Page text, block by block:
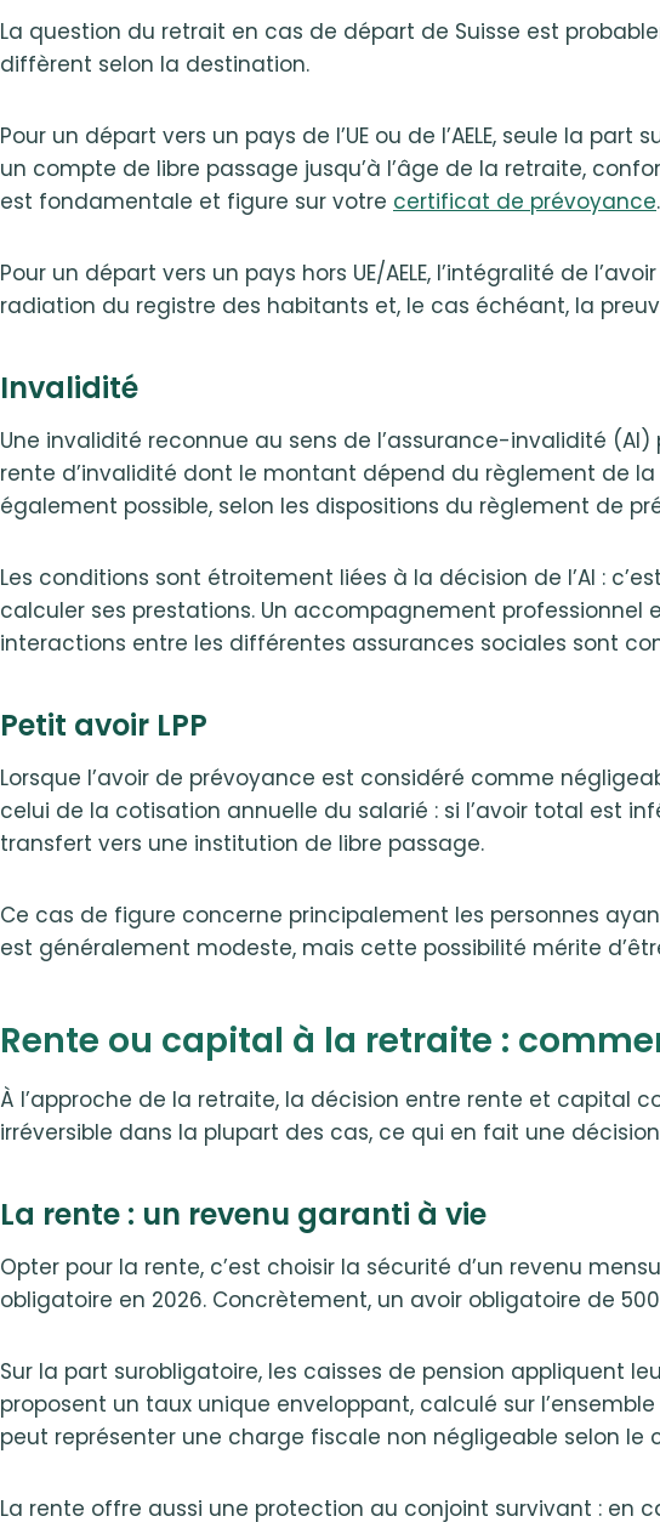
La question du retrait en cas de départ de Suisse est
diffèrent selon la destination.
Pour un départ vers un pays de l’UE ou de l’AELE, seule la
un compte de libre passage jusqu’à l’âge de la retraite,
est fondamentale et figure sur votre certificat de prévoyance.
Pour un départ vers un pays hors UE/AELE, l’intégralité de
radiation du registre des habitants et, le cas échéant, la
Invalidité
Une invalidité reconnue au sens de l’assurance-invalidité
rente d’invalidité dont le montant dépend du règlement de
également possible, selon les dispositions du règlement de
Les conditions sont étroitement liées à la décision de l’AI :
calculer ses prestations. Un accompagnement
interactions entre les différentes assurances sociales sont
Petit avoir LPP
Lorsque l’avoir de prévoyance est considéré comme
celui de la cotisation annuelle du salarié : si l’avoir total est
transfert vers une institution de libre passage.
Ce cas de figure concerne principalement les personnes
est généralement modeste, mais cette possibilité mérite
Rente ou capital à la retraite :
À l’approche de la retraite, la décision entre rente et capital
irréversible dans la plupart des cas, ce qui en fait une
La rente : un revenu garanti à vie
Opter pour la rente, c’est choisir la sécurité d’un revenu
obligatoire en 2026. Concrètement, un avoir obligatoire de
Sur la part surobligatoire, les caisses de pension appliquent
proposent un taux unique enveloppant, calculé sur
peut représenter une charge fiscale non négligeable selon
La rente offre aussi une protection au conjoint survivant : en